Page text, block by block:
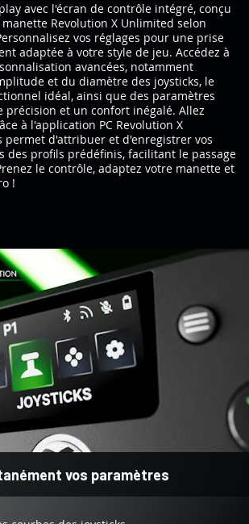
avec l'écran de contrôle intégré, conçu
Revolution X Unlimited selon
vos réglages pour une prise
adaptée à votre style de jeu. Accédez à
avancées, notamment
et du diamètre des joysticks, le
idéal, ainsi que des paramètres
précision et un confort inégalé. Allez
à l'application PC Revolution X
permet d'attribuer et d'enregistrer vos
des profils prédéfinis, facilitant le passage
le contrôle, adaptez votre manette et
!
vos paramètres